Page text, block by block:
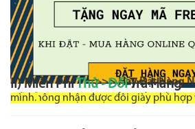
=>>> Hãy Đặt Hàng
II) Miễn PhíThử - ĐổiTrả Hàng
Đối với nhiều khách hàng khi lựa chọn hình thức online để mua đôi giày phù hợp với mình, nỗi sợ lớn nhất của họ đó chính là khi đã dành rất nhiều thời gian để chọn mua được mẫu giày ưng ý nhưng khi nhận hàng thì size giày lại quá rộng hoặc quá chật với đôi chân của mình.Điều này không chỉ gây ra nhiều phiền toái cho khách hàng mà đôi khi họ còn phải tốn thêm chi phí cho việc đổi trả hàng.
Nếu bạn cũng đang băn khoăn về vấn
AHA CAOTO
chính là sự lựa chọn dành cho bạn, bởi vì chúng tôi sẽ
miễn phí toàn bộ chi phí đổi trả hàng hóa trong trường hợp bạn không nhận được đôi giày phù hợp với ước muốn của mình.